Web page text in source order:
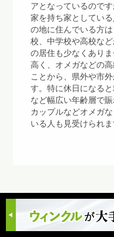
アとなっているので
家を持ち家としてい
の地に住んでいる方
校、中学校や高校な
の居住も少なくあり
高く、オメガなどの
ことから、県外や市
す。特に休日になる
など幅広い年齢層で
カップルなどオメガ
いる人も見受けられま
宮城県の